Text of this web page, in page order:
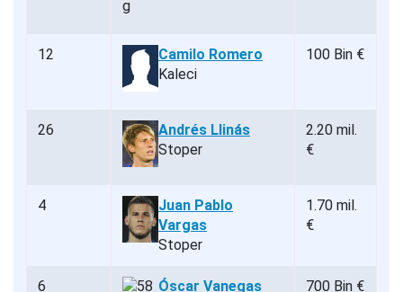
12
Camilo Romero
Kaleci
100 Bin €
26
Andrés Llinás
Stoper
2.20 mil.
€
4
Juan Pablo
Vargas
Stoper
1.70 mil.
€
6 Óscar Vanegas 700 Bin €